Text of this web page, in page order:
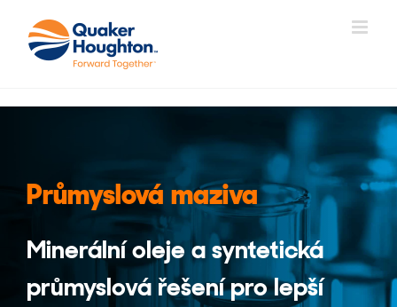
obsah
Průmyslová maziva
Minerální oleje a syntetická
průmyslová řešení pro lepší